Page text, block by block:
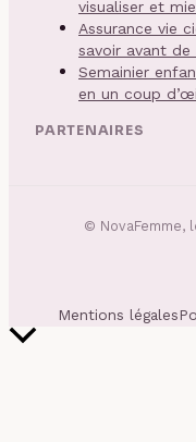
visualiser et
Assurance vie
savoir avant de
Semainier
en un coup
PARTENAIRES
© NovaFemme,
Mentions légales